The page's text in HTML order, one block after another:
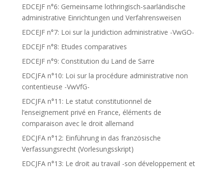
EDCEJF n°6: Gemeinsame lothringisch-saarländische
administrative Einrichtungen und Verfahrensweisen
EDCEJF n°7: Loi sur la juridiction administrative -VwGO-
EDCEJF n°8: Etudes comparatives
EDCEJF n°9: Constitution du Land de Sarre
EDCJFA n°10: Loi sur la procédure administrative non
contentieuse -VwVfG-
EDCJFA n°11: Le statut constitutionnel de
l’enseignement privé en France, éléments de
comparaison avec le droit allemand
EDCJFA n°12: Einführung in das französische
Verfassungsrecht (Vorlesungsskript)
EDCJFA n°13: Le droit au travail -son développement et